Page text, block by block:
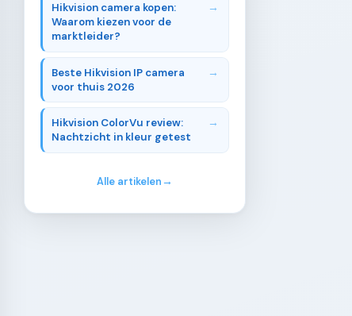
Hikvision camera kopen:
Waarom kiezen voor de
marktleider?
Beste Hikvision IP camera
voor thuis 2026
Hikvision ColorVu review:
Nachtzicht in kleur getest
Alle artikelen